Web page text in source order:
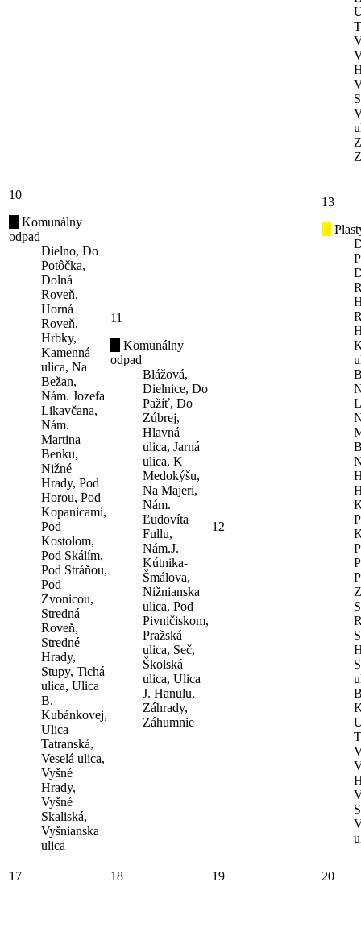
10
Komunálny
odpad
Dielno, Do
Potôčka,
Dolná
Roveň,
Horná
Roveň,
Hrbky,
Kamenná
ulica, Na
Bežan,
Nám. Jozefa
Likavčana,
Nám.
Martina
Benku,
Nižné
Hrady, Pod
Horou, Pod
Kopanicami,
Pod
Kostolom,
Pod Skálím,
Pod Stráňou,
Pod
Zvonicou,
Stredná
Roveň,
Stredné
Hrady,
Stupy, Tichá
ulica, Ulica
B.
Kubánkovej,
Ulica
Tatranská,
Veselá ulica,
Vyšné
Hrady,
Vyšné
Skaliská,
Vyšnianska
ulica
11
Komunálny
odpad
Blážová,
Dielnice, Do
Pažíť, Do
Zúbrej,
Hlavná
ulica, Jarná
ulica, K
Medokýšu,
Na Majeri,
Nám.
Ľudovíta
Fullu,
Nám.J.
Kútnika-
Šmálova,
Nižnianska
ulica, Pod
Pivničiskom,
Pražská
ulica, Seč,
Školská
ulica, Ulica
J. Hanulu,
Záhrady,
Záhumnie
12
13
17 18 19 20